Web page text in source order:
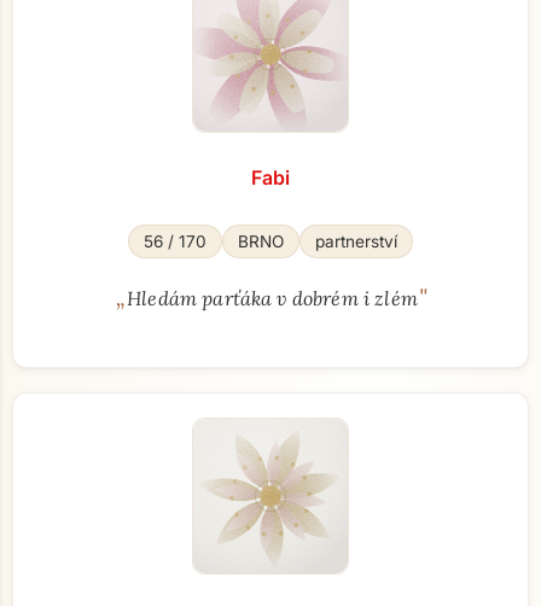
Fabi
56 / 170 BRNO partnerství
„Hledám parťáka v dobrém i zlém"